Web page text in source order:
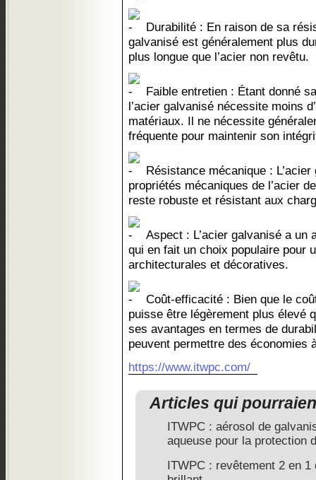
Durabilité : En raison de sa
galvanisé est généralement plus
plus longue que l’acier non revêtu.
Faible entretien : Étant donné
l’acier galvanisé nécessite moins
matériaux. Il ne nécessite
fréquente pour maintenir son
Résistance mécanique :
propriétés mécaniques de l’acier
reste robuste et résistant aux
Aspect : L’acier galvanisé a
qui en fait un choix populaire pour
architecturales et décoratives.
Coût-efficacité : Bien que le
puisse être légèrement plus élevé
ses avantages en termes de
peuvent permettre des économies
https://www.itwpc.com/
Articles qui
ITWPC : aérosol de
aqueuse pour la protection
ITWPC : revêtement 2 en